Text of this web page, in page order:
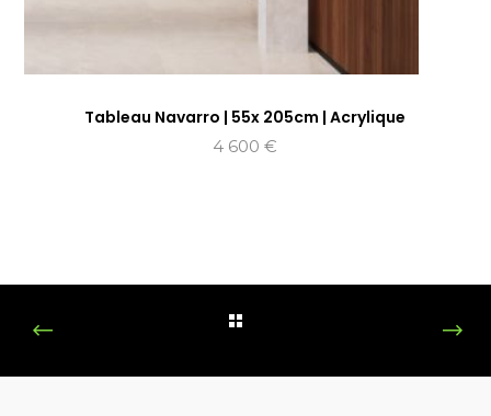
Tableau Navarro | 55x 205cm | Acrylique
4 600 €